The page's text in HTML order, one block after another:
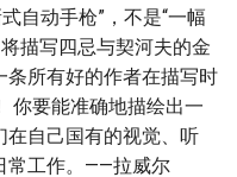
自动手枪”，不是“一幅
将描写四忌与契河夫的金
条所有好的作者在描写时
你要能准确地描绘出一
在自己国有的视觉、听
常工作。——拉威尔